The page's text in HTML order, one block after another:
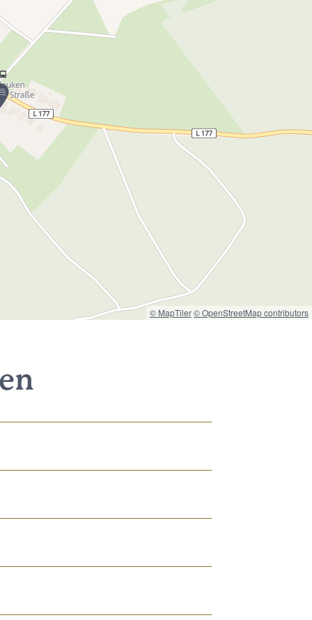
© MapTiler© OpenStreetMap contributors